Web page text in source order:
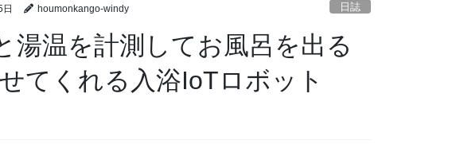
houmonkango-windy 日誌
湯温を計測してお風呂を出る
てくれる入浴IoTロボット